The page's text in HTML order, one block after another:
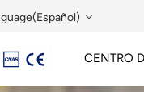
CENTRO